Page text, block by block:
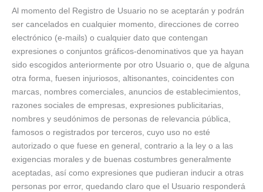
Al momento del Registro de Usuario no se aceptarán y podrán
ser cancelados en cualquier momento, direcciones de correo
electrónico (e-mails) o cualquier dato que contengan
expresiones o conjuntos gráficos-denominativos que ya hayan
sido escogidos anteriormente por otro Usuario o, que de alguna
otra forma, fuesen injuriosos, altisonantes, coincidentes con
marcas, nombres comerciales, anuncios de establecimientos,
razones sociales de empresas, expresiones publicitarias,
nombres y seudónimos de personas de relevancia pública,
famosos o registrados por terceros, cuyo uso no esté
autorizado o que fuese en general, contrario a la ley o a las
exigencias morales y de buenas costumbres generalmente
aceptadas, así como expresiones que pudieran inducir a otras
personas por error, quedando claro que el Usuario responderá